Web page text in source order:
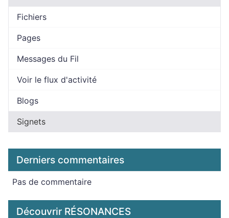
Fichiers
Pages
Messages du Fil
Voir le flux d'activité
Blogs
Signets
Derniers commentaires
Pas de commentaire
Découvrir RÉSONANCES